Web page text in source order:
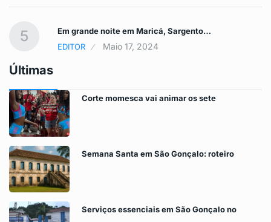
5
Em grande noite em Maricá, Sargento…
EDITOR
Maio 17, 2024
Últimas
Corte momesca vai animar os sete
Semana Santa em São Gonçalo: roteiro
Serviços essenciais em São Gonçalo no